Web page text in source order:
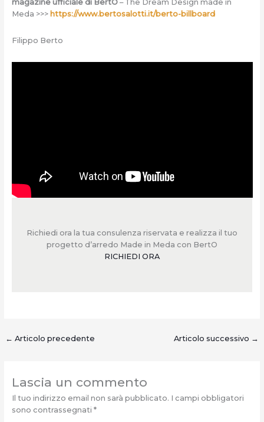
magazine ufficiale di BertO– The Dream Design made in
Meda >>> https://www.bertosalotti.it/berto-billboard
Filippo Berto
Richiedi ora la tua consulenza riservata e realizza il tuo
progetto d’arredo Made in Meda con BertO
RICHIEDI ORA
← Articolo precedente Articolo successivo →
Lascia un commento
Il tuo indirizzo email non sarà pubblicato. I campi obbligatori
sono contrassegnati *